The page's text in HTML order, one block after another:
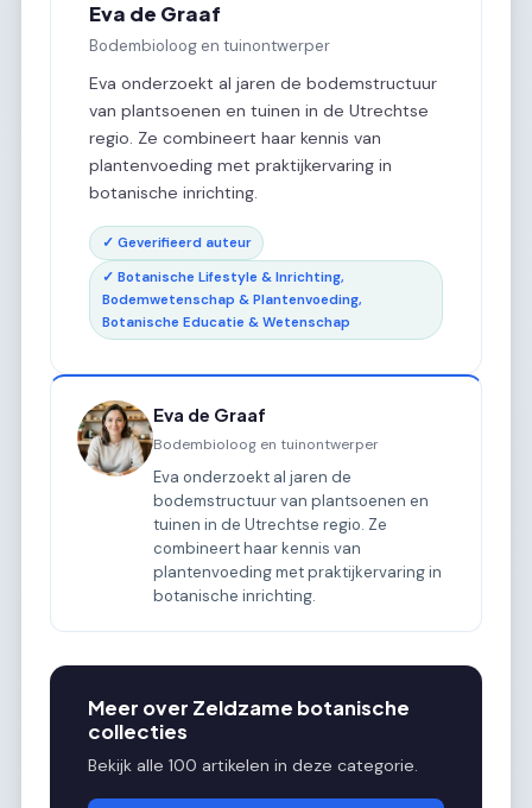
Eva de Graaf
Bodembioloog en tuinontwerper
Eva onderzoekt al jaren de bodemstructuur
van plantsoenen en tuinen in de Utrechtse
regio. Ze combineert haar kennis van
plantenvoeding met praktijkervaring in
botanische inrichting.
✓ Geverifieerd auteur
✓ Botanische Lifestyle & Inrichting,
Bodemwetenschap & Plantenvoeding,
Botanische Educatie & Wetenschap
Eva de Graaf
Bodembioloog en tuinontwerper
Eva onderzoekt al jaren de
bodemstructuur van plantsoenen en
tuinen in de Utrechtse regio. Ze
combineert haar kennis van
plantenvoeding met praktijkervaring in
botanische inrichting.
Meer over Zeldzame botanische
collecties
Bekijk alle 100 artikelen in deze categorie.